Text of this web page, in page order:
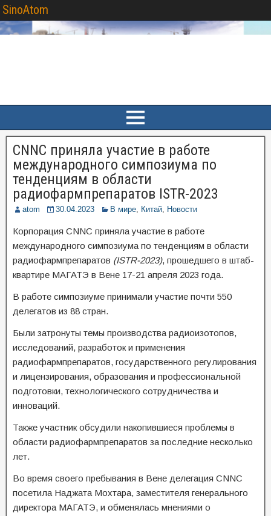
SinoAtom
CNNC приняла участие в работе
международного симпозиума по
тенденциям в области
радиофармпрепаратов ISTR-2023
atom 30.04.2023 В мире, Китай, Новости
Корпорация CNNC приняла участие в работе
международного симпозиума по тенденциям в области
радиофармпрепаратов (ISTR-2023), прошедшего в штаб-
квартире МАГАТЭ в Вене 17-21 апреля 2023 года.
В работе симпозиуме принимали участие почти 550
делегатов из 88 стран.
Были затронуты темы производства радиоизотопов,
исследований, разработок и применения
радиофармпрепаратов, государственного регулирования
и лицензирования, образования и профессиональной
подготовки, технологического сотрудничества и
инноваций.
Также участник обсудили накопившиеся проблемы в
области радиофармпрепаратов за последние несколько
лет.
Во время своего пребывания в Вене делегация CNNC
посетила Наджата Мохтара, заместителя генерального
директора МАГАТЭ, и обменялась мнениями о